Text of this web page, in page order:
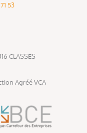
53
CLASSES
Agréé VCA